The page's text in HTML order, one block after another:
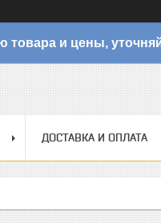
товара и цены,
ДОСТАВКА И ОПЛАТА